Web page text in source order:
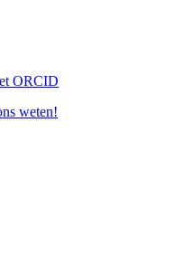
ORCID
weten!